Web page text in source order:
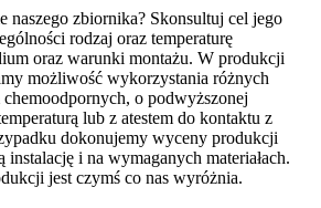
naszego zbiornika? Skonsultuj cel jego
rodzaj oraz temperaturę
oraz warunki montażu. W produkcji
możliwość wykorzystania różnych
o podwyższonej
lub z atestem do kontaktu z
dokonujemy wyceny produkcji
i na wymaganych materiałach.
jest czymś co nas wyróżnia.